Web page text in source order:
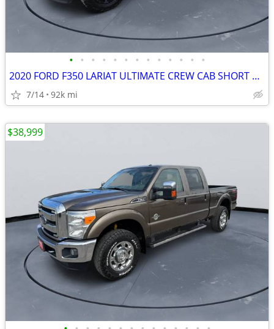
• • • • • • • • • • • • •
2020 FORD F350 LARIAT ULTIMATE CREW CAB SHORT BOX 6.7 DIESEL #520101
7/14 92k mi
$38,999